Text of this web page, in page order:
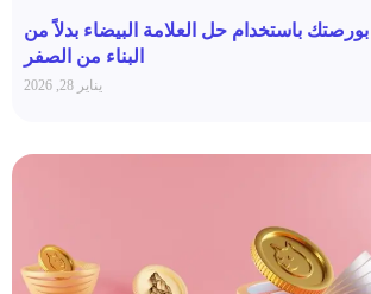
باستخدام حل العلامة البيضاء بدلاً من
البناء من الصفر
يناير 28, 2026